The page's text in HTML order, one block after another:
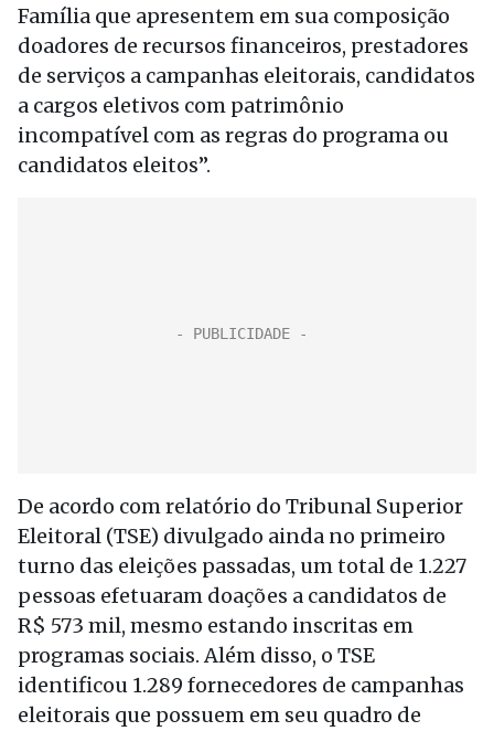
Família que apresentem em sua composição
doadores de recursos financeiros, prestadores
de serviços a campanhas eleitorais, candidatos
a cargos eletivos com patrimônio
incompatível com as regras do programa ou
candidatos eleitos”.
De acordo com relatório do Tribunal Superior
Eleitoral (TSE) divulgado ainda no primeiro
turno das eleições passadas, um total de 1.227
pessoas efetuaram doações a candidatos de
R$ 573 mil, mesmo estando inscritas em
programas sociais. Além disso, o TSE
identificou 1.289 fornecedores de campanhas
eleitorais que possuem em seu quadro de